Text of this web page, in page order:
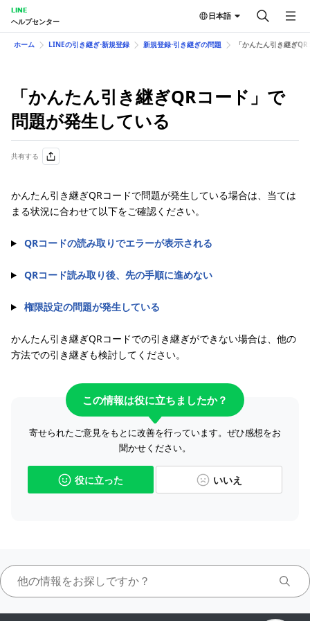
LINE
ヘルプセンター
日本語
ホーム LINEの引き継ぎ⋅新規登録 新規登録⋅引き継ぎの問題 「かんたん引き継ぎ
「かんたん引き継ぎQRコード」で
問題が発生している
共有する
かんたん引き継ぎQRコードで問題が発生している場合は、当ては
まる状況に合わせて以下をご確認ください。
QRコードの読み取りでエラーが表示される
QRコード読み取り後、先の手順に進めない
権限設定の問題が発生している
かんたん引き継ぎQRコードでの引き継ぎができない場合は、他の
方法での引き継ぎも検討してください。
この情報は役に立ちましたか？
寄せられたご意見をもとに改善を行っています。ぜひ感想をお
聞かせください。
役に立った いいえ